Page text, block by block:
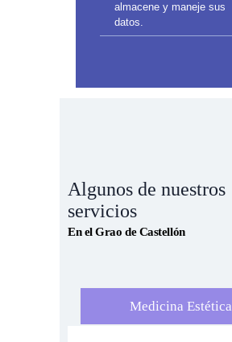
almacene y maneje sus
datos.
Algunos de nuestros
servicios
En el Grao de Castellón
Medicina Estética